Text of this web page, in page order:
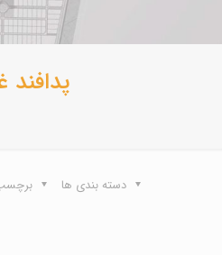
دسته بندی ها برچسب ها